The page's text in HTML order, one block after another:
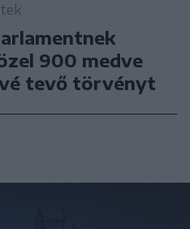
900 medve
tevő törvényt